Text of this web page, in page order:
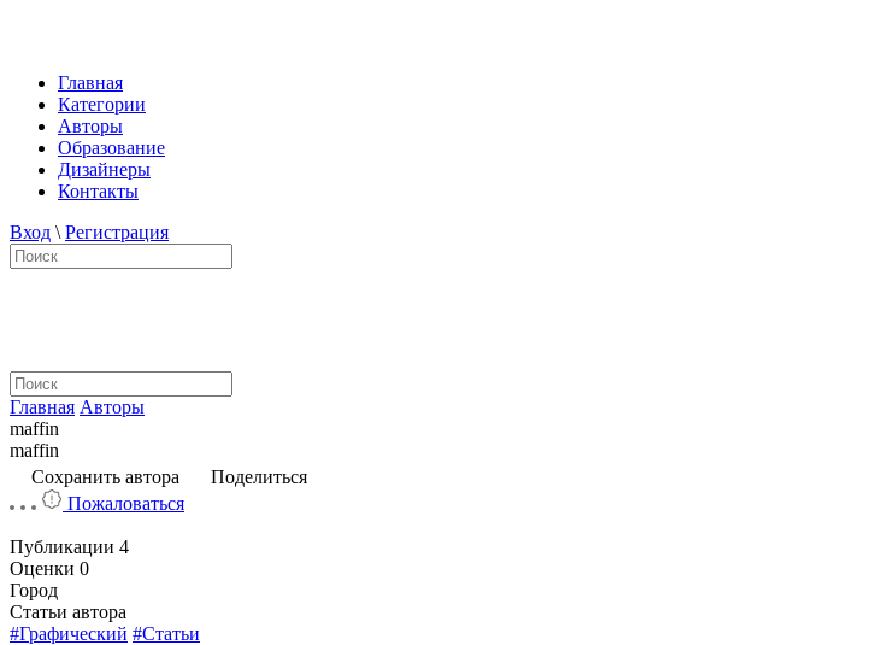
Главная
Категории
Авторы
Образование
Дизайнеры
Контакты
Вход \ Регистрация
Главная Авторы
maffin
maffin
Сохранить автора
Поделиться
Пожаловаться
Публикации 4
Оценки 0
Город
Статьи автора
#Графический #Статьи